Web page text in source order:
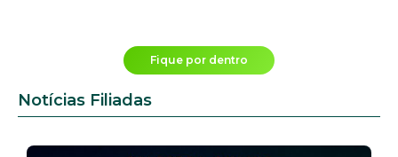
Fique por dentro
Notícias Filiadas